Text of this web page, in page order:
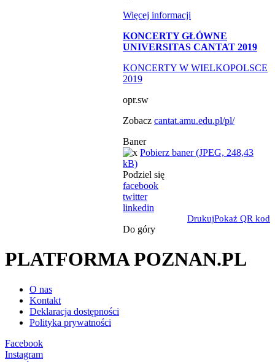
Więcej informacji
KONCERTY GŁÓWNE
UNIVERSITAS CANTAT 2019
KONCERTY W WIELKOPOLSCE
2019
opr.sw
Zobacz cantat.amu.edu.pl/pl/
Baner
Pobierz baner (JPEG, 248,43
kB)
Podziel się
facebook
twitter
linkedin
DrukujPokaż QR kod
Do góry
PLATFORMA POZNAN.PL
O nas
Kontakt
Deklaracja dostępności
Polityka prywatności
Facebook
Instagram